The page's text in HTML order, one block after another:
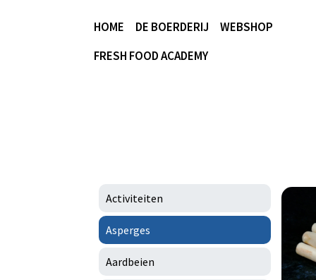
HOME DE BOERDERIJ
WEBSHOP
FRESH FOOD ACADEMY
Activiteiten
Asperges
Aardbeien